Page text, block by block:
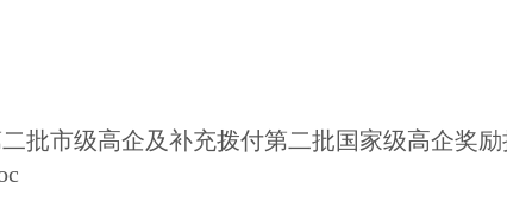
批市级高企及补充拨付第二批国家级高企奖